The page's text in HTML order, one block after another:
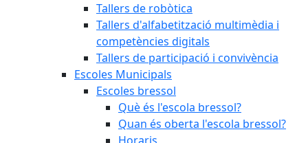
Tallers de robòtica
Tallers d'alfabetització multimèdia i
competències digitals
Tallers de participació i convivència
Escoles Municipals
Escoles bressol
Què és l'escola bressol?
Quan és oberta l'escola bressol?